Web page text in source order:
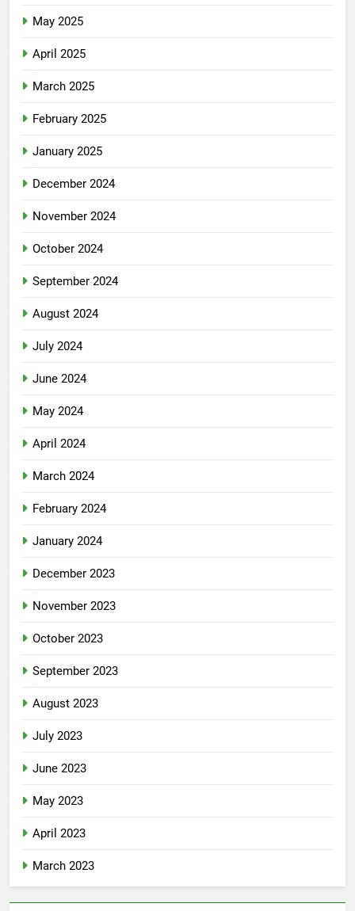
May 2025
April 2025
March 2025
February 2025
January 2025
December 2024
November 2024
October 2024
September 2024
August 2024
July 2024
June 2024
May 2024
April 2024
March 2024
February 2024
January 2024
December 2023
November 2023
October 2023
September 2023
August 2023
July 2023
June 2023
May 2023
April 2023
March 2023